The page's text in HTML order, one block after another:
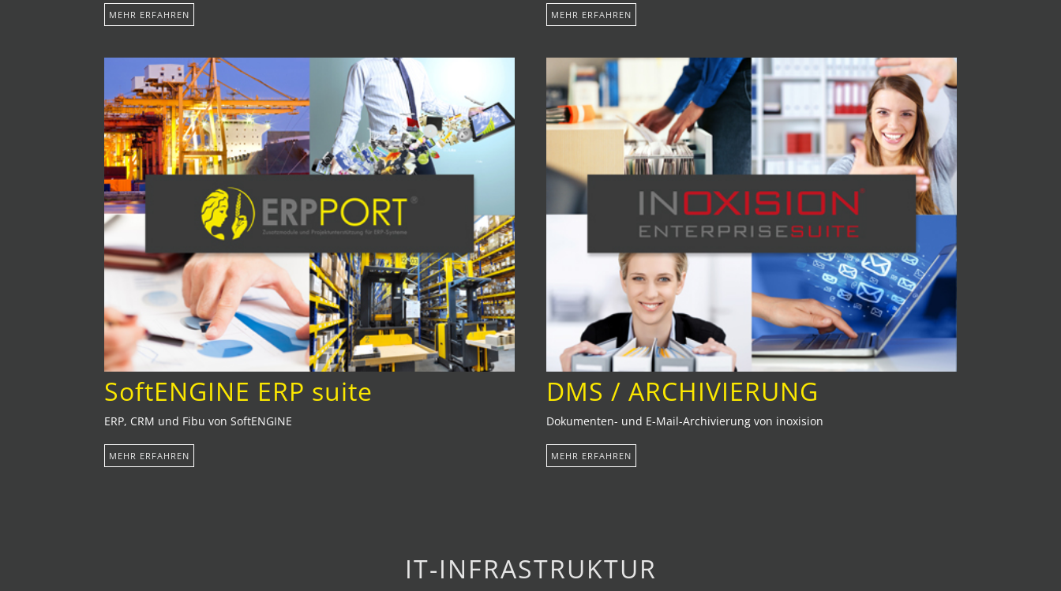
MEHR ERFAHREN MEHR ERFAHREN
SoftENGINE ERP suite
ERP, CRM und Fibu von SoftENGINE
MEHR ERFAHREN
DMS / ARCHIVIERUNG
Dokumenten- und E-Mail-Archivierung von inoxision
MEHR ERFAHREN
IT-INFRASTRUKTUR